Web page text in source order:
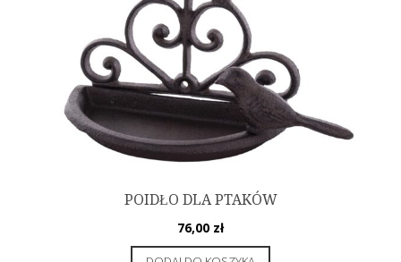
POIDŁO DLA PTAKÓW
76,00 zł